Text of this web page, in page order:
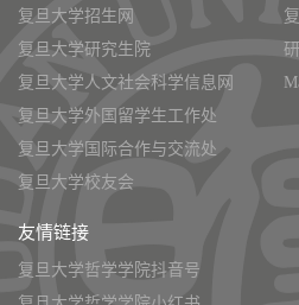
复旦大学招生网
复旦大学研究生院
复旦大学人文社会科学信息网
复旦大学外国留学生工作处
复旦大学国际合作与交流处
复旦大学校友会
友情链接
复旦大学哲学学院抖音号